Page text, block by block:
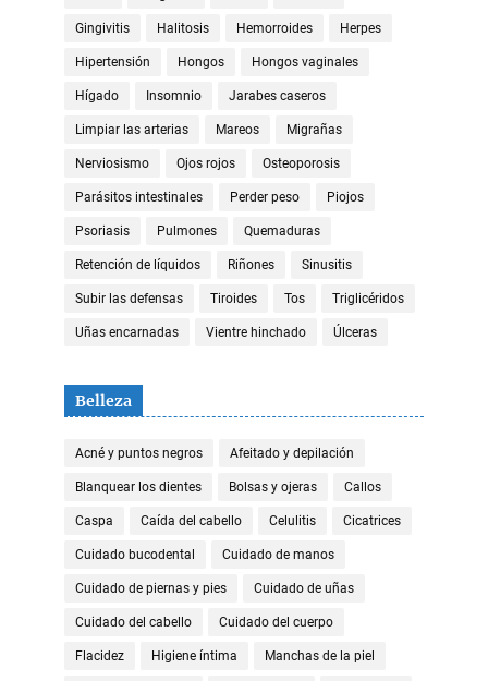
Gingivitis Halitosis Hemorroides Herpes
Hipertensión Hongos Hongos vaginales
Hígado Insomnio Jarabes caseros
Limpiar las arterias Mareos Migrañas
Nerviosismo Ojos rojos Osteoporosis
Parásitos intestinales Perder peso Piojos
Psoriasis Pulmones Quemaduras
Retención de líquidos Riñones Sinusitis
Subir las defensas Tiroides Tos Triglicéridos
Uñas encarnadas Vientre hinchado Úlceras
Belleza
Acné y puntos negros Afeitado y depilación
Blanquear los dientes Bolsas y ojeras Callos
Caspa Caída del cabello Celulitis Cicatrices
Cuidado bucodental Cuidado de manos
Cuidado de piernas y pies Cuidado de uñas
Cuidado del cabello Cuidado del cuerpo
Flacidez Higiene íntima Manchas de la piel